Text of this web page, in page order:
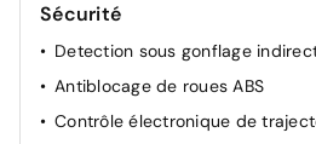
Sécurité
Detection sous gonflage
Antiblocage de roues ABS
Contrôle électronique de